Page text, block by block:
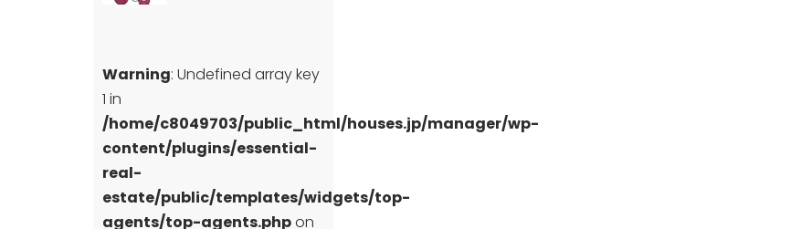
Warning: Undefined array key
1 in
/home/c8049703/public_html/houses.jp/manager/wp-
content/plugins/essential-
real-
estate/public/templates/widgets/top-
agents/top-agents.phpon